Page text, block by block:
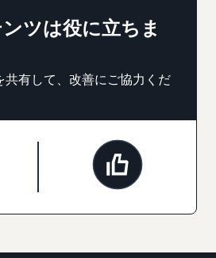
ツは役に立ちま
共有して、改善にご協力くだ